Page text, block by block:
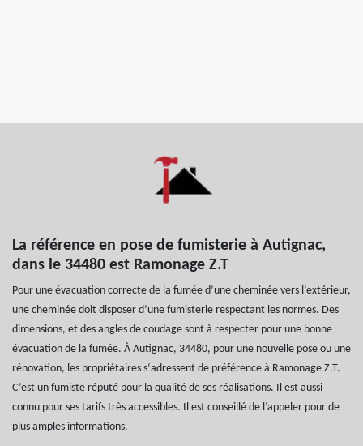
La référence en pose de fumisterie à Autignac,
dans le 34480 est Ramonage Z.T
Pour une évacuation correcte de la fumée d’une cheminée vers l’extérieur,
une cheminée doit disposer d’une fumisterie respectant les normes. Des
dimensions, et des angles de coudage sont à respecter pour une bonne
évacuation de la fumée. À Autignac, 34480, pour une nouvelle pose ou une
rénovation, les propriétaires s‘adressent de préférence à Ramonage Z.T.
C’est un fumiste réputé pour la qualité de ses réalisations. Il est aussi
connu pour ses tarifs très accessibles. Il est conseillé de l’appeler pour de
plus amples informations.